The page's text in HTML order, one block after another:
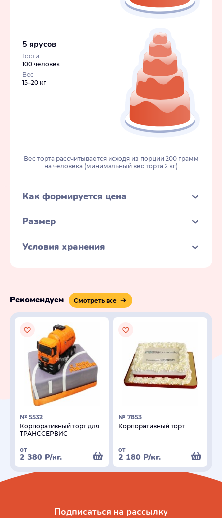
5 ярусов
Гости
100 человек
Вес
15–20 кг
Вес торта рассчитывается исходя из порции 200 грамм
на человека (минимальный вес торта 2 кг)
Как формируется цена
Размер
Условия хранения
Рекомендуем Смотреть все
№ 5532
Корпоративный торт для
ТРАНССЕРВИС
от
2 380 Р/кг.
№ 7853
Корпоративный торт
от
2 180 Р/кг.
Подписаться на рассылку